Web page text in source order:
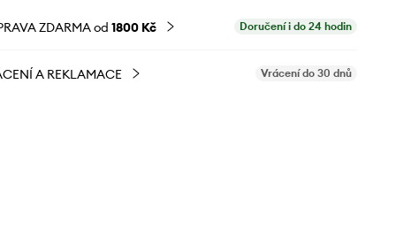
ZDARMA od 1800 Kč Doručení i do 24 hodin
A REKLAMACE Vrácení do 30 dnů